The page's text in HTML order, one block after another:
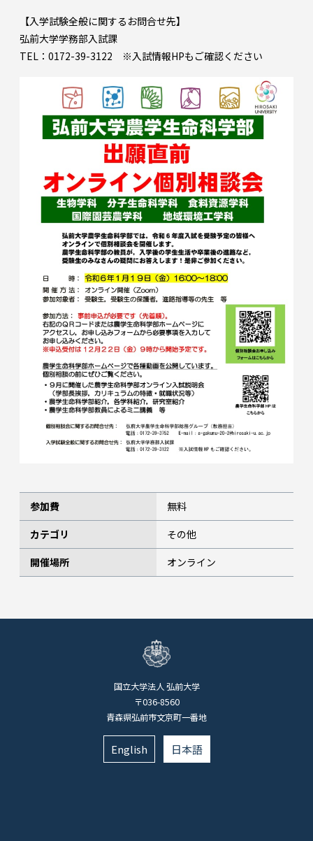
【入学試験全般に関するお問合せ先】
弘前大学学務部入試課
TEL：0172-39-3122 ※入試情報HPもご確認ください
参加費
無料
カテゴリ
その他
開催場所
オンライン
国立大学法人 弘前大学
〒036-8560
青森県弘前市文京町一番地
English 日本語